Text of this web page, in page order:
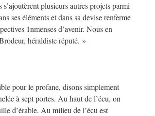
plusieurs autres projets parmi
ses éléments et dans sa devise renferme
1nmenses d’avenir. Nous en
héraldiste réputé. »
pour le profane, disons simplement
à sept portes. Au haut de l’écu, on
d’érable. Au milieu de l’écu est